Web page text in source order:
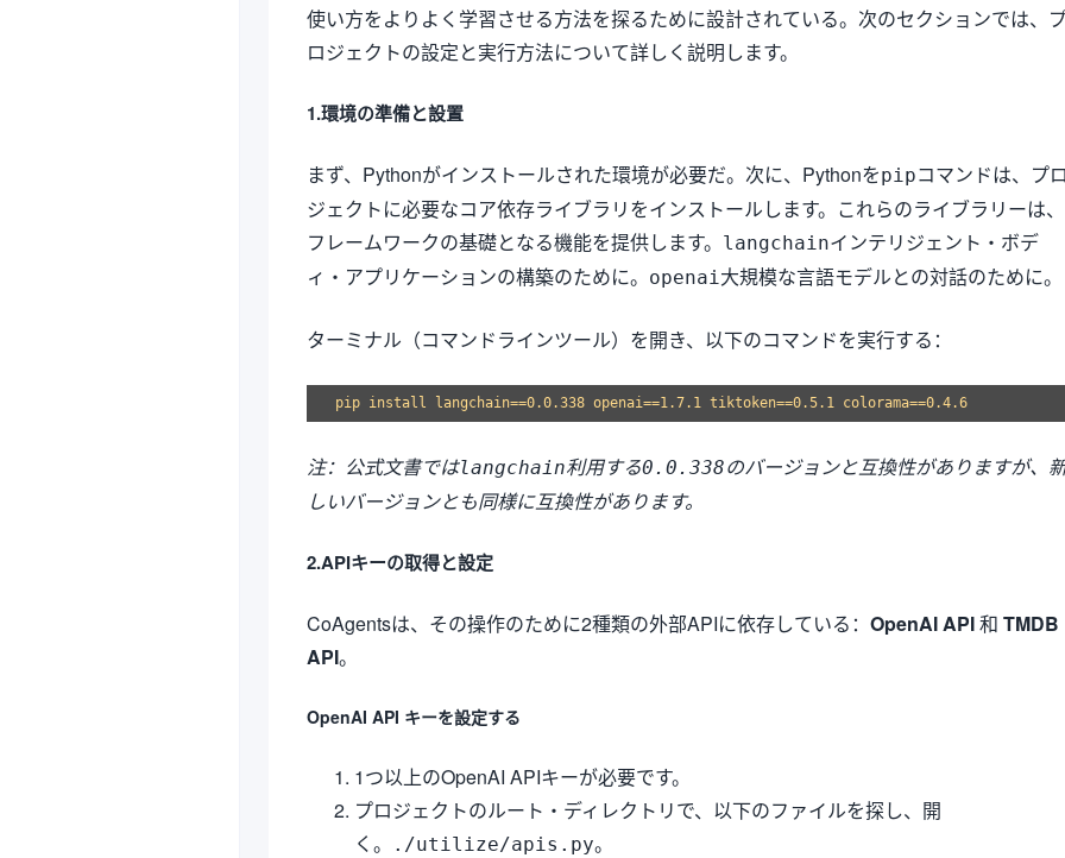
使い方をよりよく学習させる方法を探るために設計されている。次のセクションでは、
ロジェクトの設定と実行方法について詳しく説明します。
1.環境の準備と設置
まず、Pythonがインストールされた環境が必要だ。次に、Pythonをpipコマンドは、プ
ジェクトに必要なコア依存ライブラリをインストールします。これらのライブラリーは、
フレームワークの基礎となる機能を提供します。 langchainインテリジェント・ボデ
ィ・アプリケーションの構築のために。 openai大規模な言語モデルとの対話のために。
ターミナル（コマンドラインツール）を開き、以下のコマンドを実行する：
注：公式文書ではlangchain利用する0.0.338のバージョンと互換性がありますが、
しいバージョンとも同様に互換性があります。
2.APIキーの取得と設定
CoAgentsは、その操作のために2種類の外部APIに依存している： OpenAI API和 TMDB
API。
OpenAI API キーを設定する
1つ以上のOpenAI APIキーが必要です。
プロジェクトのルート・ディレクトリで、以下のファイルを探し、開
く。
./utilize/apis.py。